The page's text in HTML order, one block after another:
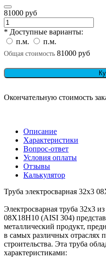
81000 руб
* Доступные варианты:
п.м.
п.м.
Общая стоимость 81000 руб
Окончательную стоимость
Описание
Характеристики
Вопрос-ответ
Условия оплаты
Отзывы
Калькулятор
Труба электросварная 32х3
Электросварная труба 32х3
08Х18Н10 (AISI 304)
металлический продукт,
в самых различных отраслях
строительства. Эта труба
характеристиками: